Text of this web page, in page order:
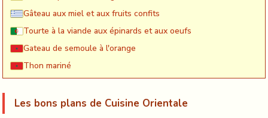
Gâteau aux miel et aux fruits confits
Tourte à la viande aux épinards et aux oeufs
Gateau de semoule à l'orange
Thon mariné
Les bons plans de Cuisine Orientale